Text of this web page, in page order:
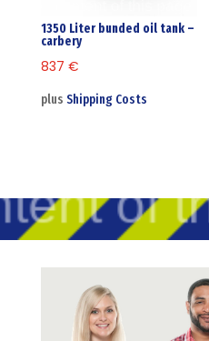
1350 Liter bunded oil tank –
carbery
837 €
plus Shipping Costs